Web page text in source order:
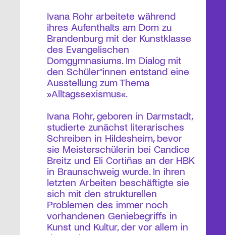
Ivana Rohr arbeitete während
ihres Aufenthalts am Dom zu
Brandenburg mit der Kunstklasse
des Evangelischen
Domgymnasiums. Im Dialog mit
den Schüler*innen entstand eine
Ausstellung zum Thema
»Alltagssexismus«.
Ivana Rohr, geboren in Darmstadt,
studierte zunächst literarisches
Schreiben in Hildesheim, bevor
sie Meisterschülerin bei Candice
Breitz und Eli Cortiñas an der HBK
in Braunschweig wurde. In ihren
letzten Arbeiten beschäftigte sie
sich mit den strukturellen
Problemen des immer noch
vorhandenen Geniebegriffs in
Kunst und Kultur, der vor allem in